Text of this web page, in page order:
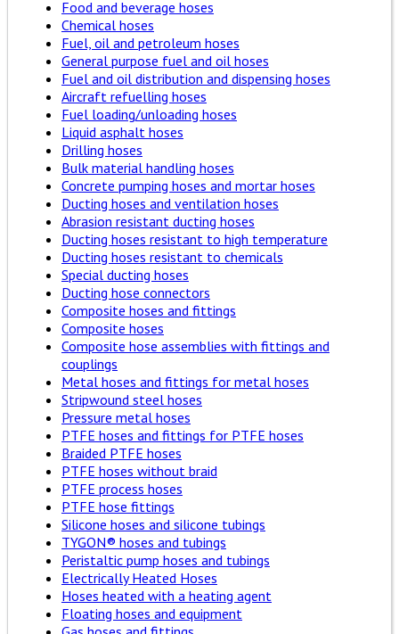
Food and beverage hoses
Chemical hoses
Fuel, oil and petroleum hoses
General purpose fuel and oil hoses
Fuel and oil distribution and dispensing hoses
Aircraft refuelling hoses
Fuel loading/unloading hoses
Liquid asphalt hoses
Drilling hoses
Bulk material handling hoses
Concrete pumping hoses and mortar hoses
Ducting hoses and ventilation hoses
Abrasion resistant ducting hoses
Ducting hoses resistant to high temperature
Ducting hoses resistant to chemicals
Special ducting hoses
Ducting hose connectors
Composite hoses and fittings
Composite hoses
Composite hose assemblies with fittings and
couplings
Metal hoses and fittings for metal hoses
Stripwound steel hoses
Pressure metal hoses
PTFE hoses and fittings for PTFE hoses
Braided PTFE hoses
PTFE hoses without braid
PTFE process hoses
PTFE hose fittings
Silicone hoses and silicone tubings
TYGON® hoses and tubings
Peristaltic pump hoses and tubings
Electrically Heated Hoses
Hoses heated with a heating agent
Floating hoses and equipment